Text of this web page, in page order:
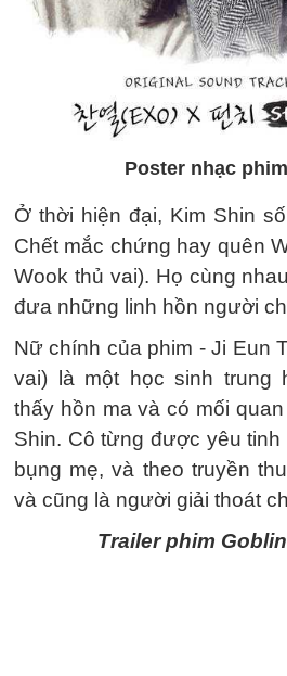
Poster nhạc phim
Ở thời hiện đại, Kim Shin
Chết mắc chứng hay quên
Wook thủ vai). Họ cùng
đưa những linh hồn người
Nữ chính của phim - Ji Eun
vai) là một học sinh trung
thấy hồn ma và có mối
Shin. Cô từng được yêu
bụng mẹ, và theo truyền
và cũng là người giải thoát
Trailer phim